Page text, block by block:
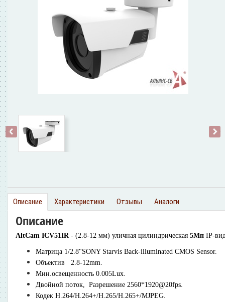
‹ ›
Описание Характеристики Отзывы Аналоги
Описание
AltCam ICV51IR - (2.8-12 мм) уличная цилиндрическая 5Мп IP-
Матрица 1/2.8"SONY Starvis Back-illuminated CMOS Sensor.
Объектив 2.8-12mm.
Мин.освещенность 0.005Lux.
Двойной поток, Разрешение 2560*1920@20fps.
Кодек H.264/H.264+/H.265/H.265+/MJPEG.